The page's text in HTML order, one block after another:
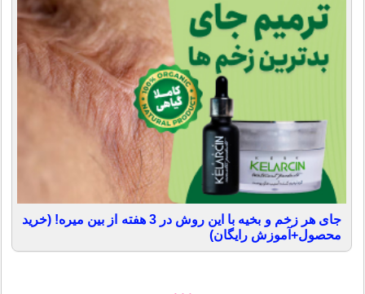
جای هر زخم و بخیه با این روش در 3 هفته از بین میره! (خرید
محصول+آموزش رایگان)